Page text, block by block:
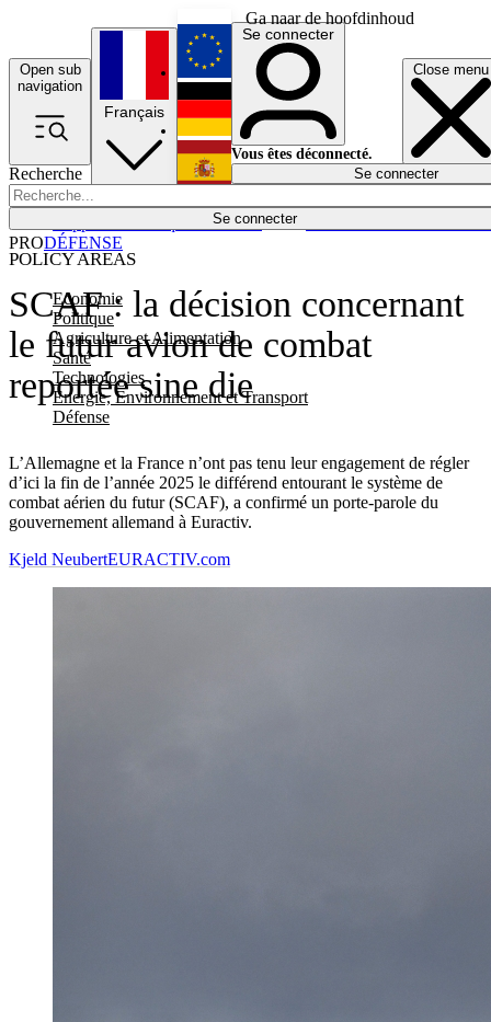
Ga naar de hoofdinhoud
Open sub
navigation
Close menu
Recherche
Se connecter
POLICY AREAS
Economie
Politique
Agriculture et Alimentation
Santé
Technologies
Energie, Environnement et Transport
Défense
Économie
Français
English
Deutsch
Español
Se connecter
Vous êtes déconnecté.
Se connecter
SCAF : la décision concernant
le futur avion de combat
reportée sine die
L’Allemagne et la France n’ont pas tenu leur engagement de régler
d’ici la fin de l’année 2025 le différend entourant le système de
combat aérien du futur (SCAF), a confirmé un porte-parole du
gouvernement allemand à Euractiv.
PRODÉFENSE
Kjeld NeubertEURACTIV.com